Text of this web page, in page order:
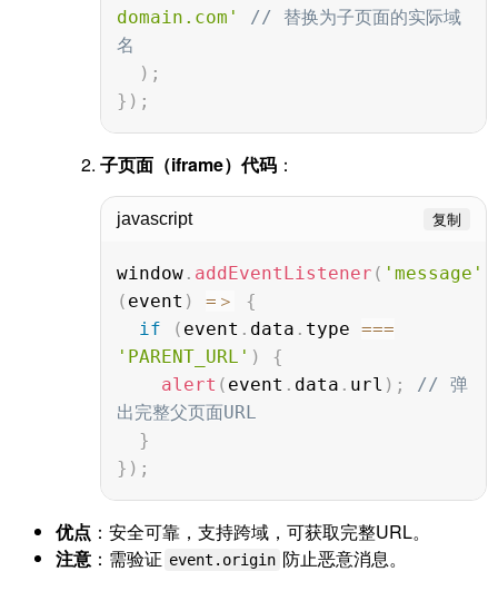
domain.com'
// 替换为子页面的实际域
名
) ;
} ) ;
子页面（iframe）代码 ：
javascript 复制
window . addEventListener ( 'message'
( event ) =＞
{
if
( event . data . type ===
'PARENT_URL' )
{
alert ( event . data . url ) ;
// 弹
出完整父页面URL
}
} ) ;
优点 ：安全可靠，支持跨域，可获取完整URL。
注意 ：需验证 event.origin 防止恶意消息。